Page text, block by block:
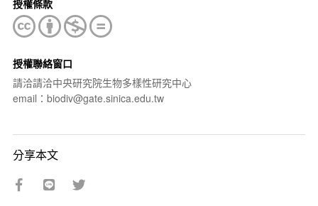
授權條款
授權聯絡窗口
請洽請洽中央研究院生物多樣性研究中心
email：biodiv@gate.sinica.edu.tw
分享本文